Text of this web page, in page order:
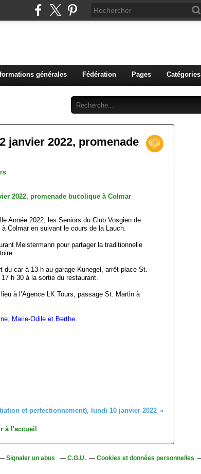
générales Fédération Pages Catégories
janvier 2022, promenade
Année 2022, les Seniors du Club Vosgien de
Colmar en suivant le cours de la Lauch.
Meistermann pour partager la traditionnelle
du car à 13 h au garage Kunegel, arrêt place St.
h 30 à la sortie du restaurant.
à l’Agence LK Tours, passage St. Martin à
Marie-Odile et Berthe.
et perfectionnement), lundi 10 janvier 2022
à l'accueil
Signaler un abus C.G.U. Cookies et données personnelles